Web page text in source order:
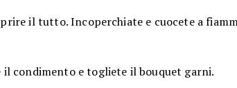
il tutto. Incoperchiate e cuocete a
condimento e togliete il bouquet garni.